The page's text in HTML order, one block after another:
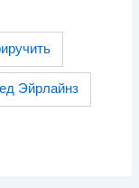
Эйрлайнз